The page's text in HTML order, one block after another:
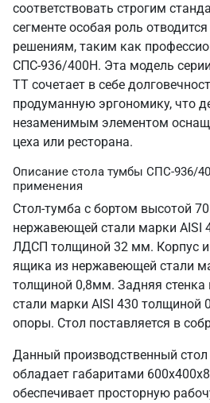
соответствовать строгим
сегменте особая роль
решениям, таким как
СПС-936/400Н. Эта модель
ТТ сочетает в себе
продуманную эргономику, что
незаменимым элементом
цеха или ресторана.
Описание стола тумбы СПС-936/
применения
Стол-тумба с бортом высотой
нержавеющей стали марки AISI
ЛДСП толщиной 32 мм. Корпус
ящика из нержавеющей стали
толщиной 0,8мм. Задняя
стали марки AISI 430 толщиной
опоры. Стол поставляется в
Данный производственный
обладает габаритами
обеспечивает просторную